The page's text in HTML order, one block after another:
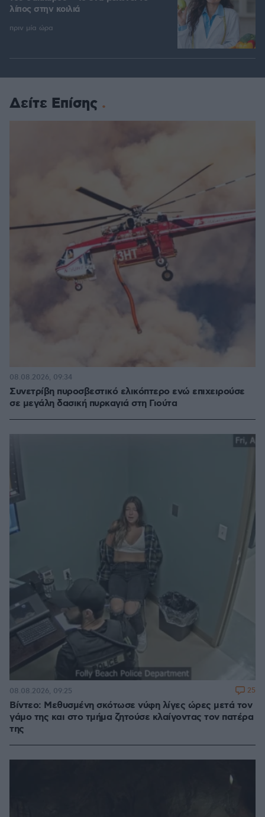
λίπος στην κοιλιά
πριν μία ώρα
Δείτε Επίσης
Συνετρίβη πυροσβεστικό ελικόπτερο ενώ επιχειρούσε
σε μεγάλη δασική πυρκαγιά στη Γιούτα
08.08.2026, 09:34
Βίντεο: Μεθυσμένη σκότωσε νύφη λίγες ώρες μετά τον
γάμο της και στο τμήμα ζητούσε κλαίγοντας τον πατέρα
της
08.08.2026, 09:25 25